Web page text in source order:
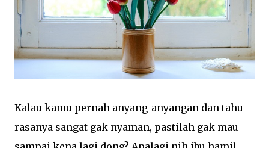
Kalau kamu pernah anyang-anyangan dan tahu
rasanya sangat gak nyaman, pastilah gak mau